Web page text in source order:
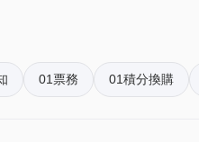
12歲以下小童)
期間(7月15-21日)可無限次
01票務 01積分換購